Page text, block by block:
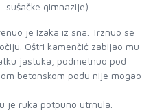
sušačke gimnazije)
je Izaka iz sna. Trznuo se
Oštri kamenčić zabijao mu
jastuka, podmetnuo pod
betonskom podu nije mogao
je ruka potpuno utrnula.